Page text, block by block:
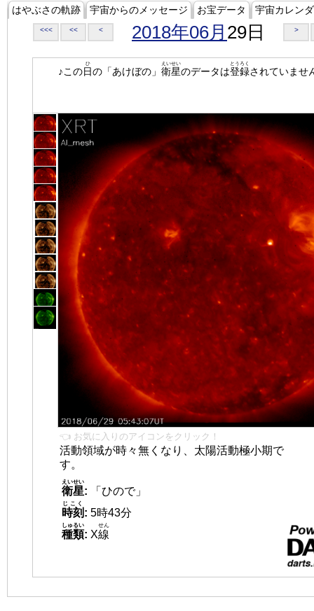
はやぶさの軌跡 宇宙からのメッセージ お宝データ 宇宙カレン
<<< << < 2018年06月 29日 >
♪この日
ひ
の「あけぼの」 衛星
えいせい
のデータは登録
とうろく
されていませ
👈 お気に入りのアイコンをクリック！
活動領域が時々無くなり、太陽活動極小期で
す。
衛星
えいせい
:
「ひので」
時刻
じこく
: 5時43分
種類
しゅるい
: X線
せん